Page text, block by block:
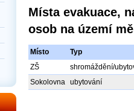
Místa evakuace,
osob na území
Místo
Typ
ZŠ
shromáždění/
Sokolovna ubytování